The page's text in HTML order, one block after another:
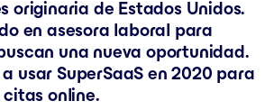
originaria de Estados Unidos.
en asesora laboral para
una nueva oportunidad.
usar SuperSaaS en 2020 para
online.